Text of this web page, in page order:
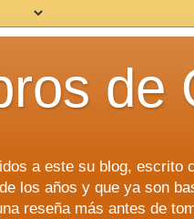
de
a este su blog,
los años y que ya son
reseña más antes de